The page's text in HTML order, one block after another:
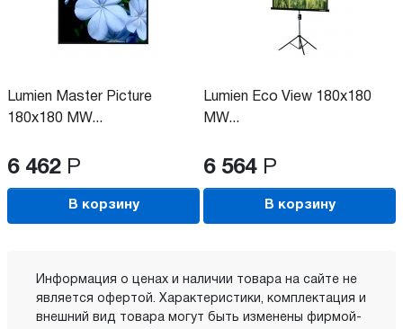
Lumien Master Picture
180x180 MW...
6 462 Р
В корзину
Lumien Eco View 180x180
MW...
6 564 Р
В корзину
Информация о ценах и наличии товара на сайте не
является офертой. Характеристики, комплектация и
внешний вид товара могут быть изменены фирмой-